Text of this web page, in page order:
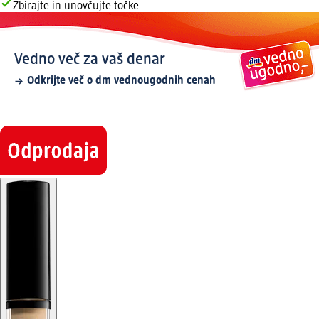
Zbirajte in unovčujte točke
Vedno več za vaš denar
Odkrijte več o dm vednougodnih cenah